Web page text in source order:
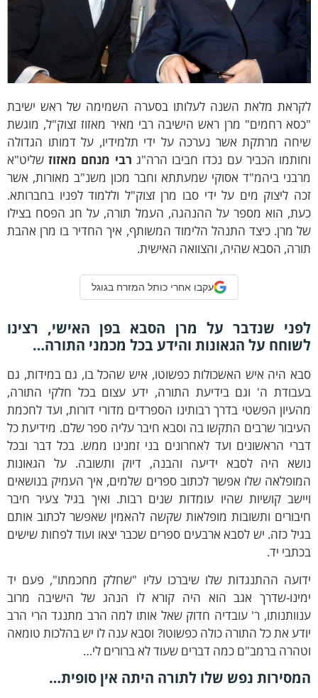
מלאת השנה לעלותו בסערה השמימה של ראש ישיבת
רחמים" מרן ראש הישיבה רבי מאיר מאזוז זצוק"ל, מוגשת
מרתקת אשר נערכה על ידי תלמידיו, על דמותו הגדולה
הכביר עם נכדו חביבו הרה"גרבי מנחם מאזוזשליט"א
ביהמ"ד אסוקי שמעתתא וחבר מכון משנ"ב מאורות, אשר
ליצוק מים על ידי סבו מרן זצוק"ל וללמוד לפניו בחברותא.
הוא מספר על ההנהגה, העמל תורה, על חג הפסח בצילו
מרן. כיצד התנהל הלימוד המשותף, איך החדיר בו מרן אהבת
הסבא שהיה, והצוואה האישית.
עקבו אחרי כותל המזרח בגוגל
שנדבר על מרן הסבא בפן האישי, רצינו
על הגאונות והידע בכל מכמני התורה…
היה איש האשכולות כפשוטו, איש שהכל בו, גם במידות, גם
ה' וגם בידיעת התורה, ידע עצום בכל חלקי התורה,
הפשטי בדרך רבותינו הספרדים מדורי דורות, ועד לחכמת
שרבים התקשו בה וסבא חיבר עליה ספר שלם. מידיעת כל
הראשונים ועד לאחרונים בני זמנינו ממש. בכל דבר ובכל
היה לסבא ידיעה והבנה, דיוק ותשובה. על הגאונות
שלו אפשר לכתוב ספרים שלמים, איך העמיק בנושאים
קושיות שהיו עומדות שנים רבות. ואיך בגיל צעיר חיבר
ותשובות מופלאות שקשה להאמין שאפשר לכתוב אותם
כזה. יש לסבא ארבעים ספרים שכבר יצאו ועוד לפחות שישים
יד.
ההתנגדות שלו שיברכו עליו "שחלק מחכמתו", פעם יד
שדרך אגב הוא היה קורא לו הנהג של הישיבה מרוב
ר' עובדיה חדוק שאל אותו למה הרב מתנגד הרי הרב
את כל התורה כולה כפשוטו? וסבא ענה לו יש בהלכות טומאה
ברמב"ם כמה דברים שעוד לא ברורים לי…
נפש שלו לתורה היתה אין סופית…